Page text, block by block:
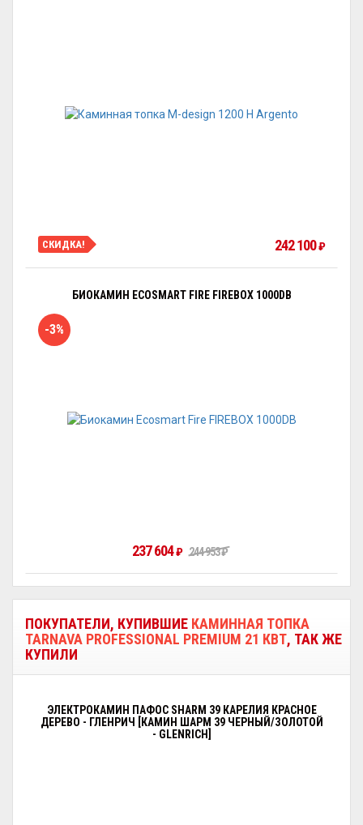
СКИДКА! 242 100₽
БИОКАМИН ECOSMART FIRE FIREBOX 1000DB
-3%
237 604₽ 244 953₽
ПОКУПАТЕЛИ, КУПИВШИЕ КАМИННАЯ ТОПКА
TARNAVA PROFESSIONAL PREMIUM 21 КВТ, ТАК ЖЕ
КУПИЛИ
ЭЛЕКТРОКАМИН ПАФОС SHARM 39 КАРЕЛИЯ КРАСНОЕ
ДЕРЕВО - ГЛЕНРИЧ [КАМИН ШАРМ 39 ЧЕРНЫЙ/ЗОЛОТОЙ
- GLENRICH]